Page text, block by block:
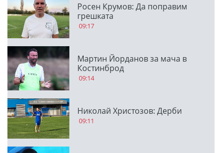
Росен Крумов: Да поправим
грешката
09:17
Мартин Йорданов за мача в
Костинброд
09:14
Николай Христозов: Дерби
09:11